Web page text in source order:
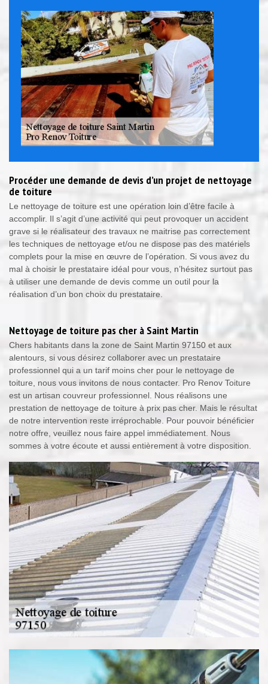
Procéder une demande de devis d’un projet de nettoyage
de toiture
Le nettoyage de toiture est une opération loin d’être facile à
accomplir. Il s’agit d’une activité qui peut provoquer un accident
grave si le réalisateur des travaux ne maitrise pas correctement
les techniques de nettoyage et/ou ne dispose pas des matériels
complets pour la mise en œuvre de l’opération. Si vous avez du
mal à choisir le prestataire idéal pour vous, n’hésitez surtout pas
à utiliser une demande de devis comme un outil pour la
réalisation d’un bon choix du prestataire.
Nettoyage de toiture pas cher à Saint Martin
Chers habitants dans la zone de Saint Martin 97150 et aux
alentours, si vous désirez collaborer avec un prestataire
professionnel qui a un tarif moins cher pour le nettoyage de
toiture, nous vous invitons de nous contacter. Pro Renov Toiture
est un artisan couvreur professionnel. Nous réalisons une
prestation de nettoyage de toiture à prix pas cher. Mais le résultat
de notre intervention reste irréprochable. Pour pouvoir bénéficier
notre offre, veuillez nous faire appel immédiatement. Nous
sommes à votre écoute et aussi entièrement à votre disposition.